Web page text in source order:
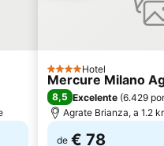
Metro Station
4 Estrelas
Hotel
Mercure Milano
8,5 Excelente (6.429
Agrate Brianza, a 1.2
de € 78